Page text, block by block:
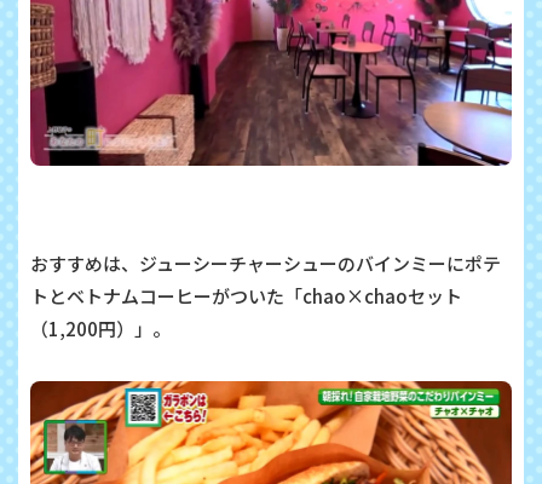
おすすめは、ジューシーチャーシューのバインミーにポテ
トとベトナムコーヒーがついた「chao×chaoセット
（1,200円）」。